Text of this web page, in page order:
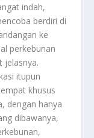
indah,
berdiri di
ke
perkebunan
jelasnya.
itupun
khusus
dengan hanya
dibawanya,